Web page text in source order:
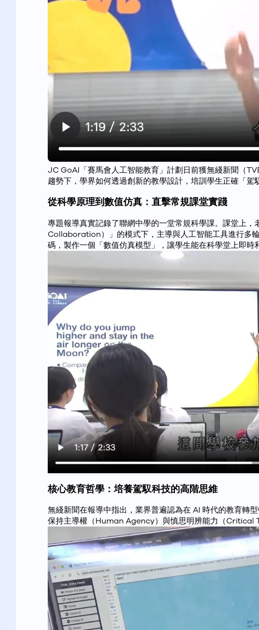
JC GoAI「賽馬會人工智能教育」計劃日前獲無綫新聞（
趨勢下，學界如何透過創新的教學設計，培訓學生正確「駕
從科學原理到數值仿真：直擊常規課堂實踐
專題報導真實記錄了聯網中學的一堂常規科學課。課堂上
Collaboration）」的模式下，主導與人工智能工具進行多
碼，製作一個「數值仿真模型」，讓學生能在科學堂上即時
核心教育哲學：培養駕馭科技的高階思維
無綫新聞在報導中指出，業界普遍認為在 AI 時代的教育轉
保持主導權（Human Agency）與慎思明辨能力（Critical